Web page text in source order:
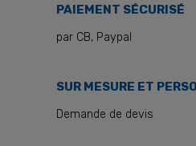
PAIEMENT SÉCURISÉ
par CB, Paypal
SUR MESURE ET
Demande de devis